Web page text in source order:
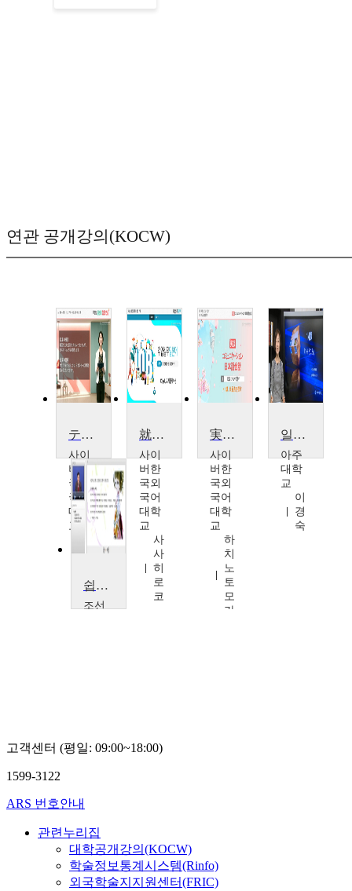
연관 공개강의(KOCW)
テーマ別日本語聴解演習
사이
버한
국외
국어
대학
교
사
로
就職実務日本語
사이
버한
국외
국어
대학
교
사
사
히
로
코
実践コミュニケーション日本語会話
사이
버한
국외
국어
대학
교
하
치
노
토
모
카
일본어3:한국인이 혼동하기 쉬운 일본어문형들
아주
대학
교
이
경
숙
쉽게! 쉽게! 생활일본어 첫걸음
조선
고객센터 (평일: 09:00~18:00)
1599-3122
ARS 번호안내
관련누리집
대학공개강의(KOCW)
학술정보통계시스템(Rinfo)
외국학술지지원센터(FRIC)